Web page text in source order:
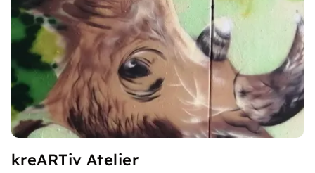
kreARTiv Atelier